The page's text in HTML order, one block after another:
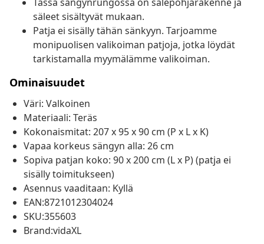
säleet sisältyvät mukaan.
Patja ei sisälly tähän sänkyyn. Tarjoamme
monipuolisen valikoiman patjoja, jotka löydät
tarkistamalla myymälämme valikoiman.
Ominaisuudet
Väri: Valkoinen
Materiaali: Teräs
Kokonaismitat: 207 x 95 x 90 cm (P x L x K)
Vapaa korkeus sängyn alla: 26 cm
Sopiva patjan koko: 90 x 200 cm (L x P) (patja ei
sisälly toimitukseen)
Asennus vaaditaan: Kyllä
EAN:8721012304024
SKU:355603
Brand:vidaXL